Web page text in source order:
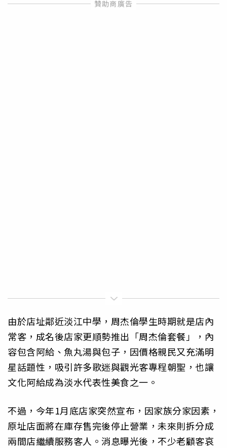
由於店址鄰近淡江中學，周杰倫學生時期就是店內
常客，成名後店家更順勢推出「周杰倫套餐」，內
容包含阿給、魚丸湯與包子，因價格親民又充滿明
星話題性，吸引許多歌迷與觀光客專程朝聖，也讓
文化阿給成為淡水代表性美食之一。
不過，今年1月底店家突然宣布，因家族分家因素，
原址店面將在庫存售完後停止營業，未來則拆分成
兩間店繼續服務客人。消息曝光後，不少老顧客哀